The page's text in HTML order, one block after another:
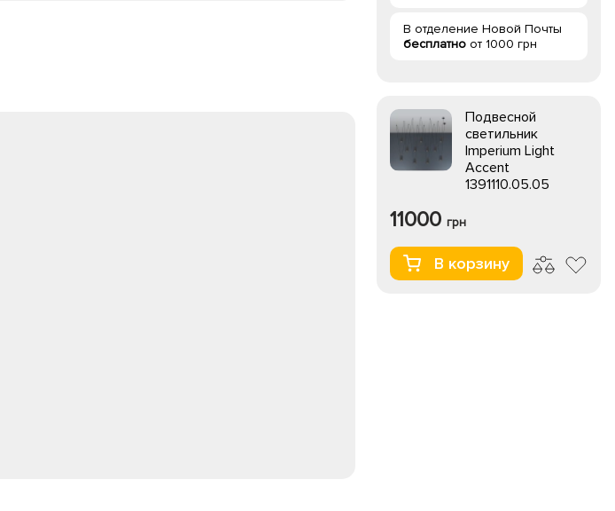
В отделение Новой Почты
бесплатно от 1000 грн
Подвесной
светильник
Imperium Light
Accent
1391110.05.05
11000 грн
В корзину